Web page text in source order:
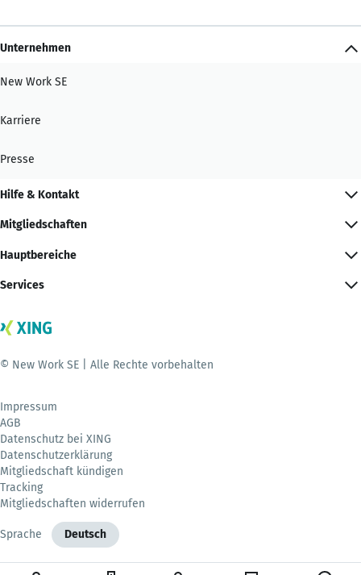
Unternehmen
New Work SE
Karriere
Presse
Hilfe & Kontakt
Mitgliedschaften
Hauptbereiche
Services
© New Work SE | Alle Rechte vorbehalten
Impressum
AGB
Datenschutz bei XING
Datenschutzerklärung
Mitgliedschaft kündigen
Tracking
Mitgliedschaften widerrufen
Sprache Deutsch